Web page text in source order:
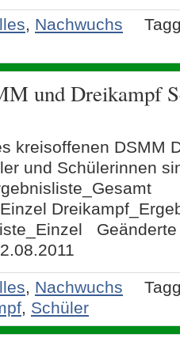
, Nachwuchs
und Dreikampf
kreisoffenen DSMM
und Schülerinnen
, Nachwuchs
, Schüler